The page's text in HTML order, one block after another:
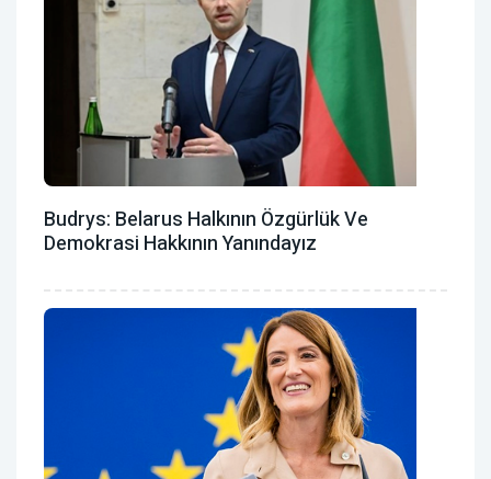
Budrys: Belarus Halkının Özgürlük Ve
Demokrasi Hakkının Yanındayız